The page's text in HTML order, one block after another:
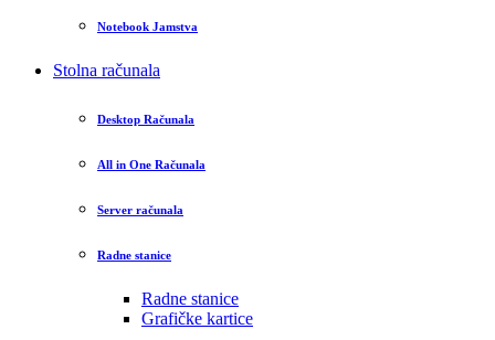
Notebook Jamstva
Stolna računala
Desktop Računala
All in One Računala
Server računala
Radne stanice
Radne stanice
Grafičke kartice